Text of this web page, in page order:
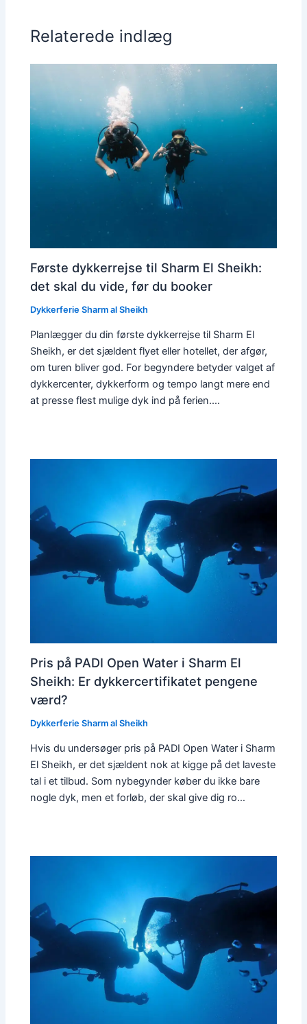
Relaterede indlæg
Første dykkerrejse til Sharm El Sheikh:
det skal du vide, før du booker
Dykkerferie Sharm al Sheikh
Planlægger du din første dykkerrejse til Sharm El
Sheikh, er det sjældent flyet eller hotellet, der afgør,
om turen bliver god. For begyndere betyder valget af
dykkercenter, dykkerform og tempo langt mere end
at presse flest mulige dyk ind på ferien.…
Pris på PADI Open Water i Sharm El
Sheikh: Er dykkercertifikatet pengene
værd?
Dykkerferie Sharm al Sheikh
Hvis du undersøger pris på PADI Open Water i Sharm
El Sheikh, er det sjældent nok at kigge på det laveste
tal i et tilbud. Som nybegynder køber du ikke bare
nogle dyk, men et forløb, der skal give dig ro…